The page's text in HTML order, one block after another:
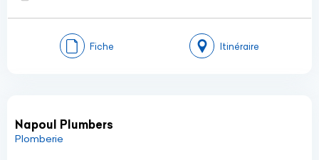
Fiche Itinéraire
Napoul Plumbers
Plomberie